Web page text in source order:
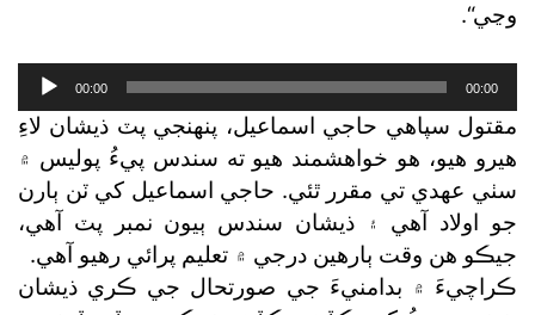
وڃي“.
Audio
Player
00:00 00:00
مقتول سپاهي حاجي اسماعيل، پنهنجي پٽ ذيشان لاءِ
هيرو هيو، هو خواهشمند هيو ته سندس پيءُ پوليس ۾
سٺي عهدي تي مقرر ٿئي. حاجي اسماعيل کي ٽن ٻارن
جو اولاد آهي ۽ ذيشان سندس ٻيون نمبر پٽ آهي،
جيڪو هن وقت ٻارهين درجي ۾ تعليم پرائي رهيو آهي.
ڪراچيءَ ۾ بدامنيءَ جي صورتحال جي ڪري ذيشان